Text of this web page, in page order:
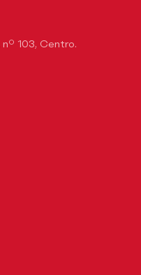
103, Centro.